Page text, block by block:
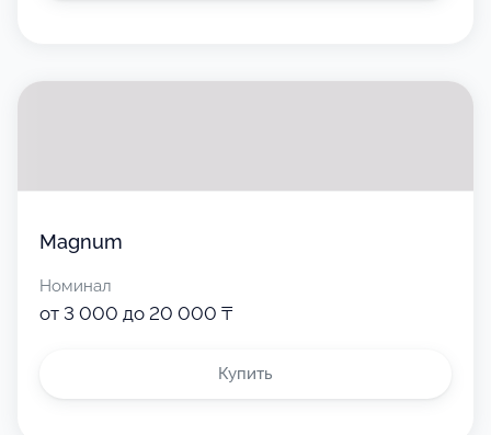
Magnum
Номинал
от 3 000 до 20 000 ₸
Купить